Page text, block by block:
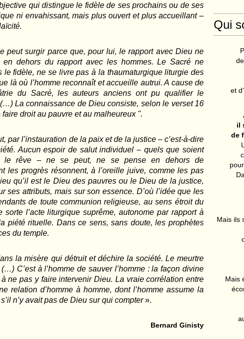
qui distingue le fidèle de ses prochains ou de ses
ni envahissant, mais plus ouvert et plus accueillant –
peut surgir parce que, pour lui, le rapport avec Dieu ne
dehors du rapport avec les hommes. Le Sacré ne
le fidèle, ne se livre pas à la thaumaturgique liturgie des
là où l’homme reconnaît et accueille autrui. A cause de
du Sacré, les auteurs anciens ont pu qualifier le
(…) La connaissance de Dieu consiste, selon le verset 16
droit au pauvre et au malheureux ".
par l’instauration de la paix et de la justice – c’est-à-dire
Aucun espoir de salut individuel – quels que soient
le rêve – ne se peut, ne se pense en dehors de
les progrès résonnent, à l’oreille juive, comme les pas
qu’il est le Dieu des pauvres ou le Dieu de la justice,
ses attributs, mais sur son essence. D’où l’idée que les
de toute communion religieuse, au sens étroit du
sorte l’acte liturgique suprême, autonome par rapport à
piété rituelle. Dans ce sens, sans doute, les prophètes
du temple.
la misère qui détruit et déchire la société. Le meurtre
C’est à l’homme de sauver l’homme : la façon divine
ne pas y faire intervenir Dieu. La vraie corrélation entre
relation d’homme à homme, dont l’homme assume la
n’y avait pas de Dieu sur qui compter».
Bernard Ginisty
Qui
et
il
de
Mais ils
Mais